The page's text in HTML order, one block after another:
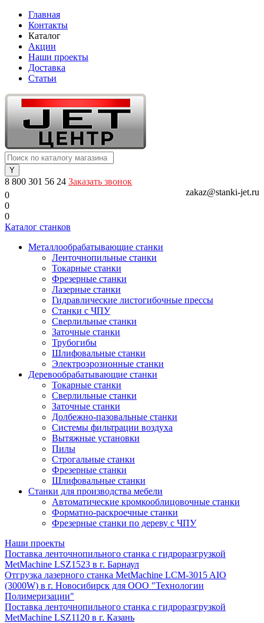
Главная
Контакты
Каталог
Акции
Наши проекты
Доставка
Статьи
8 800 301 56 24 Заказать звонок
zakaz@stanki-jet.ru
0
0
0
Каталог станков
Металлообрабатывающие станки
Ленточнопильные станки
Токарные станки
Фрезерные станки
Лазерные станки
Гидравлические листогибочные прессы
Станки с ЧПУ
Сверлильные станки
Заточные станки
Трубогибы
Шлифовальные станки
Электроэрозионные станки
Деревообрабатывающие станки
Токарные станки
Сверлильные станки
Заточные станки
Долбежно-пазовальные станки
Системы фильтрации воздуха
Вытяжные установки
Пилы
Строгальные станки
Фрезерные станки
Шлифовальные станки
Станки для производства мебели
Автоматические кромкооблицовочные станки
Форматно-раскроечные станки
Фрезерные станки по дереву с ЧПУ
Наши проекты
Поставка ленточнопильного станка c гидроразгрузкой
MetMachine LSZ1523 в г. Барнаул
Отгрузка лазерного станка MetMachine LCM-3015 AIO
(3000W) в г. Новосибирск для ООО "Технологии
Полимеризации"
Поставка ленточнопильного станка c гидроразгрузкой
MetMachine LSZ1120 в г. Казань